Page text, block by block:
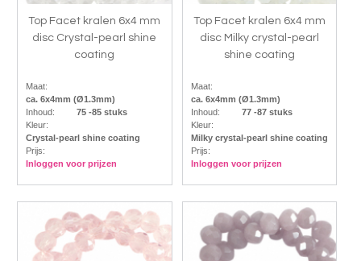
Top Facet kralen 6x4 mm
disc Crystal-pearl shine
coating
Maat:
ca. 6x4mm (Ø1.3mm)
Inhoud:
75 -85 stuks
Kleur:
Crystal-pearl shine coating
Prijs:
Inloggen voor prijzen
Top Facet kralen 6x4 mm
disc Milky crystal-pearl
shine coating
Maat:
ca. 6x4mm (Ø1.3mm)
Inhoud:
77 -87 stuks
Kleur:
Milky crystal-pearl shine coating
Prijs:
Inloggen voor prijzen